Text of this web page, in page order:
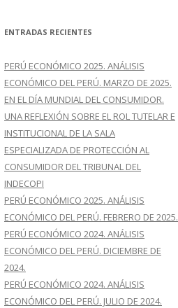
c
r
:
ENTRADAS RECIENTES
PERÚ ECONÓMICO 2025. ANÁLISIS
ECONÓMICO DEL PERÚ. MARZO DE 2025.
EN EL DÍA MUNDIAL DEL CONSUMIDOR.
UNA REFLEXIÓN SOBRE EL ROL TUTELAR E
INSTITUCIONAL DE LA SALA
ESPECIALIZADA DE PROTECCIÓN AL
CONSUMIDOR DEL TRIBUNAL DEL
INDECOPI
PERÚ ECONÓMICO 2025. ANÁLISIS
ECONÓMICO DEL PERÚ. FEBRERO DE 2025.
PERÚ ECONÓMICO 2024. ANÁLISIS
ECONÓMICO DEL PERÚ. DICIEMBRE DE
2024.
PERÚ ECONÓMICO 2024. ANÁLISIS
ECONÓMICO DEL PERÚ. JULIO DE 2024.